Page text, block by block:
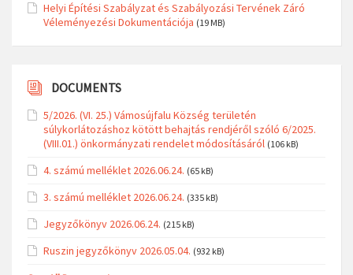
Helyi Építési Szabályzat és Szabályozási Tervének Záró
Véleményezési Dokumentációja (19 MB)
DOCUMENTS
5/2026. (VI. 25.) Vámosújfalu Község területén
súlykorlátozáshoz kötött behajtás rendjéről szóló 6/2025.
(VIII.01.) önkormányzati rendelet módosításáról (106 kB)
4. számú melléklet 2026.06.24. (65 kB)
3. számú melléklet 2026.06.24. (335 kB)
Jegyzőkönyv 2026.06.24. (215 kB)
Ruszin jegyzőkönyv 2026.05.04. (932 kB)